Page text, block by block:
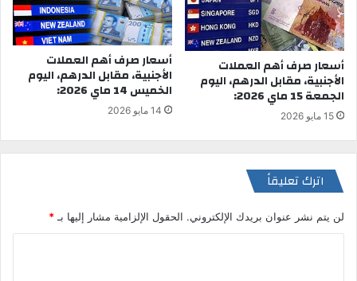
أسعار صرف أهم العملات
الأجنبية، مقابل الدرهم، اليوم
الجمعة 15 ماي 2026:
15 مايو 2026
أسعار صرف أهم العملات
الأجنبية، مقابل الدرهم، اليوم
الخميس 14 ماي 2026:
14 مايو 2026
اترك تعليقاً
لن يتم نشر عنوان بريدك الإلكتروني. الحقول الإلزامية مشار إليها بـ *